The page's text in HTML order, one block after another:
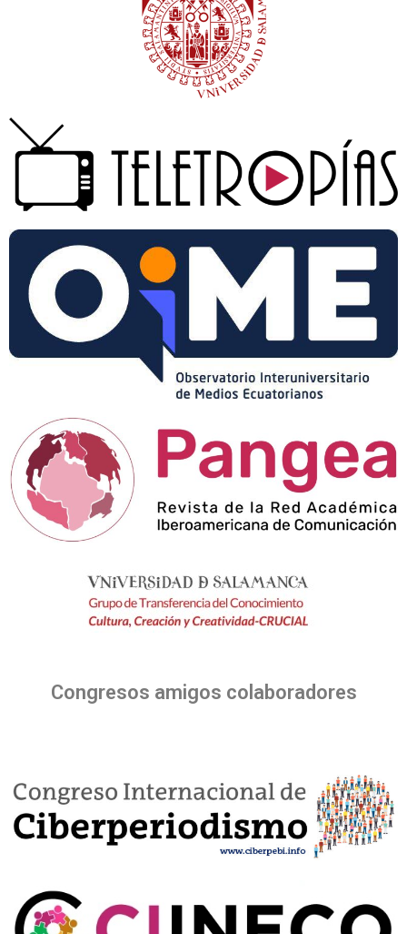
Congresos amigos colaboradores